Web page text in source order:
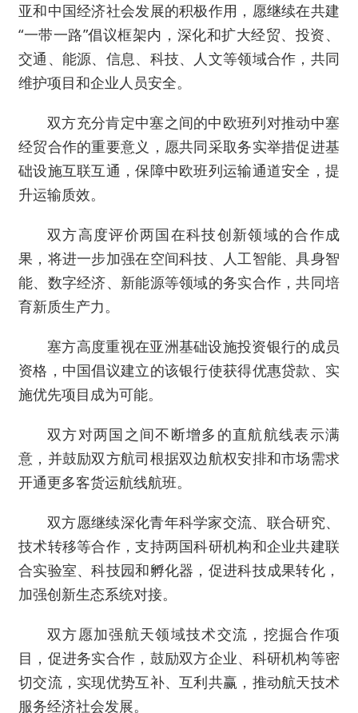
亚和中国经济社会发展的积极作用，愿继续在共建
“一带一路”倡议框架内，深化和扩大经贸、投资、
交通、能源、信息、科技、人文等领域合作，共同
维护项目和企业人员安全。
双方充分肯定中塞之间的中欧班列对推动中塞
经贸合作的重要意义，愿共同采取务实举措促进基
础设施互联互通，保障中欧班列运输通道安全，提
升运输质效。
双方高度评价两国在科技创新领域的合作成
果，将进一步加强在空间科技、人工智能、具身智
能、数字经济、新能源等领域的务实合作，共同培
育新质生产力。
塞方高度重视在亚洲基础设施投资银行的成员
资格，中国倡议建立的该银行使获得优惠贷款、实
施优先项目成为可能。
双方对两国之间不断增多的直航航线表示满
意，并鼓励双方航司根据双边航权安排和市场需求
开通更多客货运航线航班。
双方愿继续深化青年科学家交流、联合研究、
技术转移等合作，支持两国科研机构和企业共建联
合实验室、科技园和孵化器，促进科技成果转化，
加强创新生态系统对接。
双方愿加强航天领域技术交流，挖掘合作项
目，促进务实合作，鼓励双方企业、科研机构等密
切交流，实现优势互补、互利共赢，推动航天技术
服务经济社会发展。